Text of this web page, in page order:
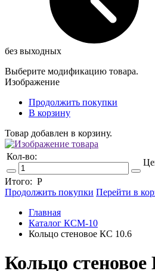
без выходных
Выберите модификацию товара.
Изображение
Продолжить покупки
В корзину
Товар добавлен в корзину.
Кол-во:
Итого: Р
Продолжить покупки Перейти в
Главная
Каталог КСМ-10
Кольцо стеновое КС 10.6
Кольцо